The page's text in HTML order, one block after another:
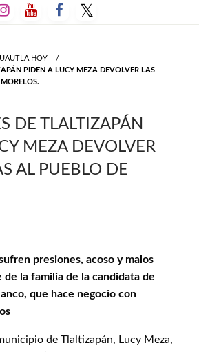
HOY
PIDEN A LUCY MEZA DEVOLVER LAS
DE TLALTIZAPÁN
MEZA DEVOLVER
AL PUEBLO DE
presiones, acoso y malos
la familia de la candidata de
que hace negocio con
de Tlaltizapán, Lucy Meza,